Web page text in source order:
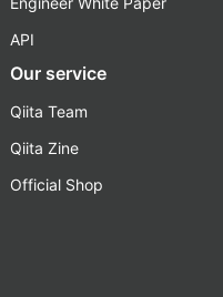
API
Our service
Qiita Team
Qiita Zine
Official Shop